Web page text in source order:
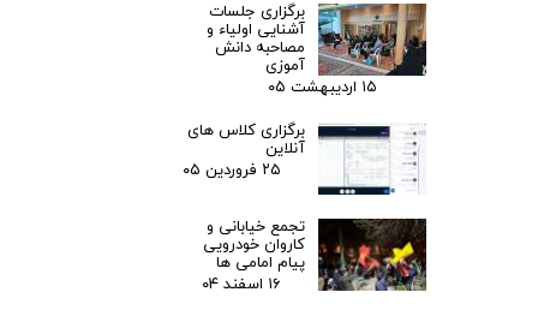
برگزاری جلسات
آشنایی اولیاء و
مصاحبه دانش
آموزی
۱۵ اردیبهشت ۰۵
برگزاری کلاس های
آنلاین
۲۵ فروردین ۰۵
تجمع خیابانی و
کاروان خودرویی
پیام امامی ها
۱۶ اسفند ۰۴